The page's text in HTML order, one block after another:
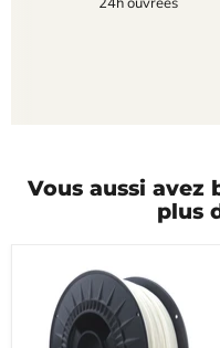
Vous aussi avez
plus